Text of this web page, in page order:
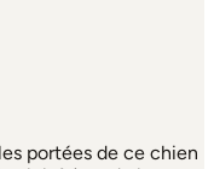
portées de ce chien